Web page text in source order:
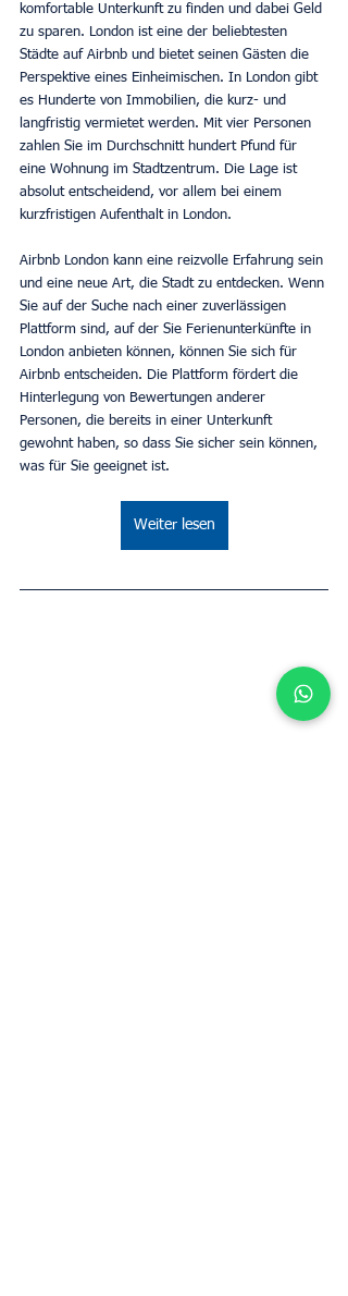
komfortable Unterkunft zu finden und dabei Geld
zu sparen. London ist eine der beliebtesten
Städte auf Airbnb und bietet seinen Gästen die
Perspektive eines Einheimischen. In London gibt
es Hunderte von Immobilien, die kurz- und
langfristig vermietet werden. Mit vier Personen
zahlen Sie im Durchschnitt hundert Pfund für
eine Wohnung im Stadtzentrum. Die Lage ist
absolut entscheidend, vor allem bei einem
kurzfristigen Aufenthalt in London.
Airbnb London kann eine reizvolle Erfahrung sein
und eine neue Art, die Stadt zu entdecken. Wenn
Sie auf der Suche nach einer zuverlässigen
Plattform sind, auf der Sie Ferienunterkünfte in
London anbieten können, können Sie sich für
Airbnb entscheiden. Die Plattform fördert die
Hinterlegung von Bewertungen anderer
Personen, die bereits in einer Unterkunft
gewohnt haben, so dass Sie sicher sein können,
was für Sie geeignet ist.
Weiter lesen